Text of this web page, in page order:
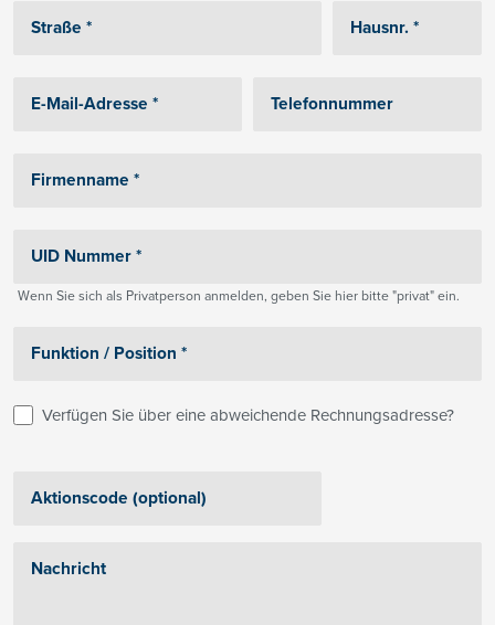
Wenn Sie sich als Privatperson anmelden, geben Sie hier bitte "privat" ein.
Verfügen Sie über eine abweichende Rechnungsadresse?